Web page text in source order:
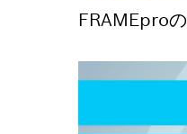
FRAMEpro